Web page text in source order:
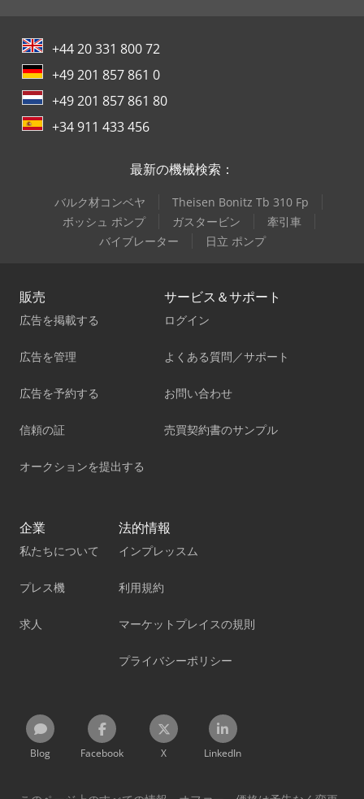
+44 20 331 800 72
+49 201 857 861 0
+49 201 857 861 80
+34 911 433 456
最新の機械検索：
バルク材コンベヤ
Theisen Bonitz Tb 310 Fp
ボッシュ ポンプ
ガスタービン
牽引車
バイブレーター
日立 ポンプ
販売
広告を掲載する
広告を管理
広告を予約する
信頼の証
オークションを提出する
サービス＆サポート
ログイン
よくある質問／サポート
お問い合わせ
売買契約書のサンプル
企業
私たちについて
プレス機
求人
法的情報
インプレッスム
利用規約
マーケットプレイスの規則
プライバシーポリシー
Blog Facebook X LinkedIn